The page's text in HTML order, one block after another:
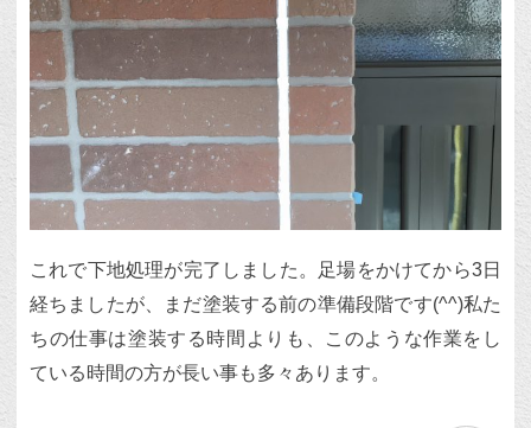
これで下地処理が完了しました。足場をかけてから3日
経ちましたが、まだ塗装する前の準備段階です(^^)私た
ちの仕事は塗装する時間よりも、このような作業をし
ている時間の方が長い事も多々あります。